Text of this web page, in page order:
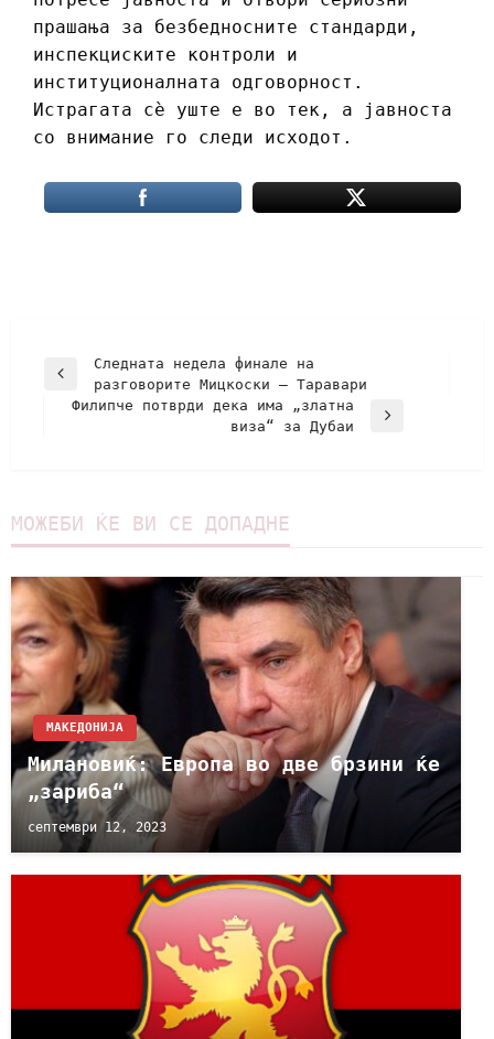
прашања за безбедносните стандарди,
инспекциските контроли и
институционалната одговорност.
Истрагата сѐ уште е во тек, а јавноста
со внимание го следи исходот.
Следната недела финале на
разговорите Мицкоски – Таравари
Филипче потврди дека има „златна
виза“ за Дубаи
МОЖЕБИ ЌЕ ВИ СЕ ДОПАДНЕ
МАКЕДОНИЈА
Милановиќ: Европа во две брзини ќе
„зариба“
септември 12, 2023